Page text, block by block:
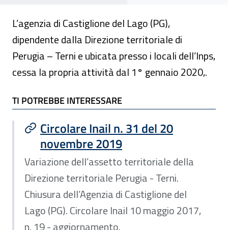
L’agenzia di Castiglione del Lago (PG),
dipendente dalla Direzione territoriale di
Perugia – Terni e ubicata presso i locali dell’Inps,
cessa la propria attività dal 1° gennaio 2020,.
TI POTREBBE INTERESSARE
TI POTREBBE INTERESSARE
Circolare Inail n. 31 del 20
novembre 2019
Variazione dell’assetto territoriale della
Direzione territoriale Perugia - Terni.
Chiusura dell’Agenzia di Castiglione del
Lago (PG). Circolare Inail 10 maggio 2017,
n. 19 - aggiornamento.